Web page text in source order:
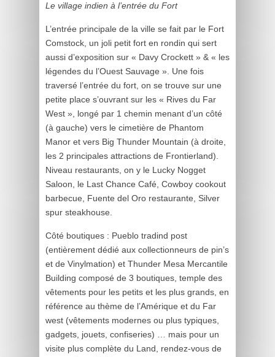
Le village indien à l’entrée du Fort
L’entrée principale de la ville se fait par le Fort
Comstock, un joli petit fort en rondin qui sert
aussi d’exposition sur « Davy Crockett » & « les
légendes du l’Ouest Sauvage ». Une fois
traversé l’entrée du fort, on se trouve sur une
petite place s’ouvrant sur les « Rives du Far
West », longé par 1 chemin menant d’un côté
(à gauche) vers le cimetière de Phantom
Manor et vers Big Thunder Mountain (à droite,
les 2 principales attractions de Frontierland).
Niveau restaurants, on y le Lucky Nogget
Saloon, le Last Chance Café, Cowboy cookout
barbecue, Fuente del Oro restaurante, Silver
spur steakhouse.
Côté boutiques : Pueblo tradind post
(entièrement dédié aux collectionneurs de pin’s
et de Vinylmation) et Thunder Mesa Mercantile
Building composé de 3 boutiques, temple des
vêtements pour les petits et les plus grands, en
référence au thème de l’Amérique et du Far
west (vêtements modernes ou plus typiques,
gadgets, jouets, confiseries) … mais pour un
visite plus complète du Land, rendez-vous de